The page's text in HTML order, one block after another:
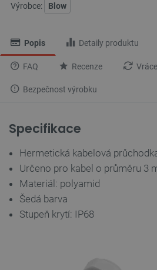
Výrobce: Blow
Popis Detaily produktu
FAQ Recenze
Bezpečnost výrobku
Specifikace
Hermetická kabelová
Určeno pro kabel o průměru 3
Materiál: polyamid
Šedá barva
Stupeň krytí: IP68